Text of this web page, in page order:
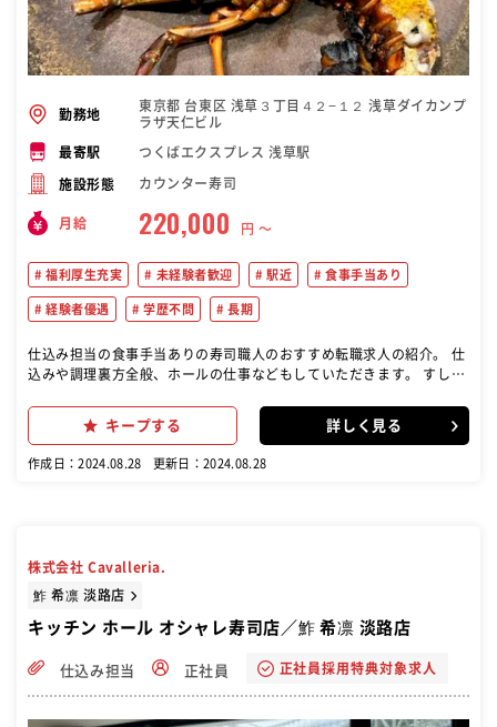
勤務地
東京都 台東区 浅草３丁目４２−１２ 浅草ダイカンプ
ラザ天仁ビル
最寄駅 つくばエクスプレス 浅草駅
施設形態 カウンター寿司
月給 220,000 円 〜
福利厚生充実 未経験者歓迎 駅近 食事手当あり
経験者優遇 学歴不問 長期
仕込み担当の食事手当ありの寿司職人のおすすめ転職求人の紹介。 仕
込みや調理裏方全般、ホールの仕事などもしていただきます。 すし職
らず、さまざまな調理技術を学ぶことができます。
キープする 詳しく見る
作成日：2024.08.28 更新日：2024.08.28
株式会社 Cavalleria.
鮓 希凛 淡路店
キッチン ホール オシャレ寿司店／鮓 希凛 淡路店
仕込み担当 正社員 正社員採用特典対象求人